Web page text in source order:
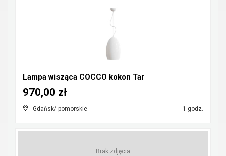
Lampa wisząca COCCO kokon Tar
Gdańsk/ pomorskie 1 godz.
970,00 zł
Brak zdjęcia